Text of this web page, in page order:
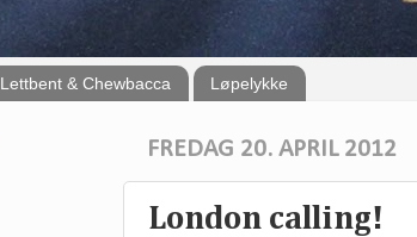
Lettbent & Chewbacca Løpelykke
FREDAG 20. APRIL 2012
London calling!